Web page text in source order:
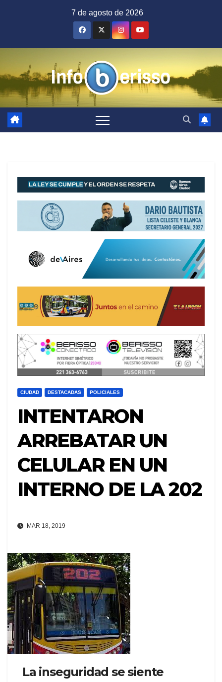
7 de agosto de 2026
CIUDAD DESTACADAS POLICIALES
INTENTARON
ARREBATAR UN
CELULAR EN UN
INTERNO DE LA 202
MAR 18, 2019
La inseguridad se siente